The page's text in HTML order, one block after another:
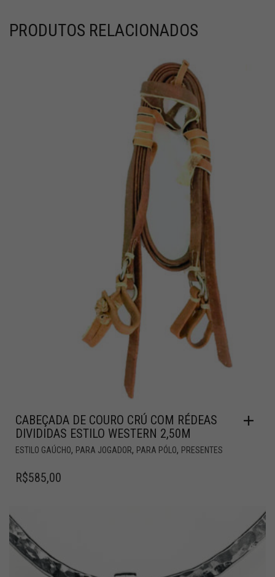
PRODUTOS RELACIONADOS
CABEÇADA DE COURO CRÚ COM RÉDEAS
DIVIDIDAS ESTILO WESTERN 2,50M
ESTILO GAÚCHO, PARA JOGADOR, PARA PÓLO, PRESENTES
R$585,00